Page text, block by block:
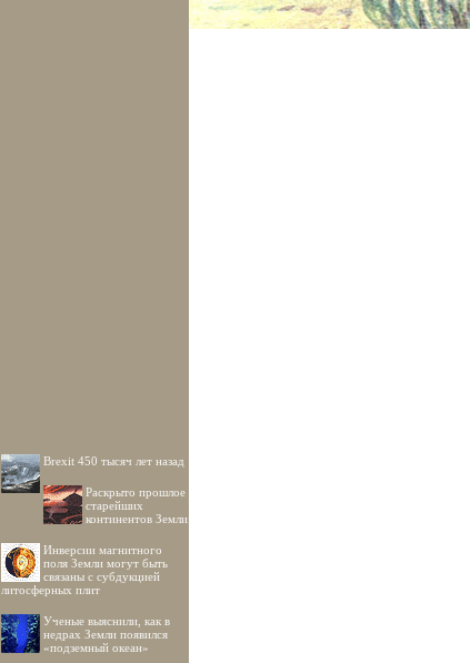
Brexit 450 тысяч лет назад
Раскрыто прошлое
старейших
континентов Земли
Инверсии магнитного
поля Земли могут быть
связаны с субдукцией
литосферных плит
Ученые выяснили, как в
недрах Земли появился
«подземный океан»